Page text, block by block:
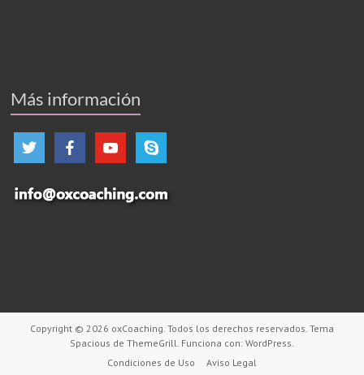
Más información
Copyright © 2026 oxCoaching. Todos los derechos reservados. Tema
Spacious de ThemeGrill. Funciona con: WordPress.
Condiciones de Uso
Aviso Legal